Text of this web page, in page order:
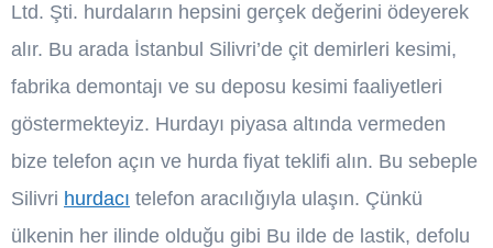
Ltd. Şti. hurdaların hepsini gerçek değerini ödeyerek
alır. Bu arada İstanbul Silivri’de çit demirleri kesimi,
fabrika demontajı ve su deposu kesimi faaliyetleri
göstermekteyiz. Hurdayı piyasa altında vermeden
bize telefon açın ve hurda fiyat teklifi alın. Bu sebeple
Silivri hurdacı telefon aracılığıyla ulaşın. Çünkü
ülkenin her ilinde olduğu gibi Bu ilde de lastik, defolu